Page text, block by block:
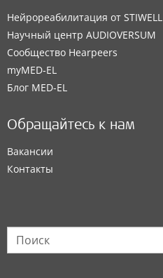
Нейрореабилитация от STIWELL
Научный центр AUDIOVERSUM
Сообщество Hearpeers
myMED‑EL
Блог MED-EL
Обращайтесь к нам
Вакансии
Контакты